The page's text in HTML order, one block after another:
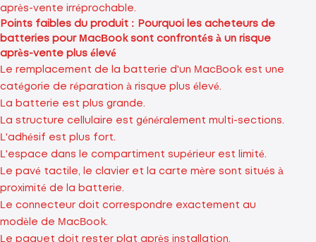
après-vente irréprochable.
Points faibles du produit : Pourquoi les acheteurs de
batteries pour MacBook sont confrontés à un risque
après-vente plus élevé
Le remplacement de la batterie d'un MacBook est une
catégorie de réparation à risque plus élevé.
La batterie est plus grande.
La structure cellulaire est généralement multi-sections.
L'adhésif est plus fort.
L'espace dans le compartiment supérieur est limité.
Le pavé tactile, le clavier et la carte mère sont situés à
proximité de la batterie.
Le connecteur doit correspondre exactement au
modèle de MacBook.
Le paquet doit rester plat après installation.